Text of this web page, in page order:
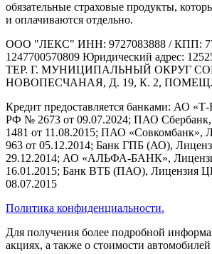
обязательные страховые продукты,
и оплачиваются отдельно.
ООО "ЛЕКС" ИНН: 9727083888 / КПП:
1247700570809 Юридический адрес:
ТЕР. Г. МУНИЦИПАЛЬНЫЙ ОКРУГ
НОВОПЕСЧАНАЯ, Д. 19, К. 2, ПОМЕЩ.
Кредит предоставляется банками: АО
РФ № 2673 от 09.07.2024; ПАО
1481 от 11.08.2015; ПАО
963 от 05.12.2014; Банк ГПБ (АО),
29.12.2014; АО «АЛЬФА-БАНК»,
16.01.2015; Банк ВТБ (ПАО), Лицензия
08.07.2015
Политика конфиденциальности.
Для получения более подробной
акциях, а также о стоимости